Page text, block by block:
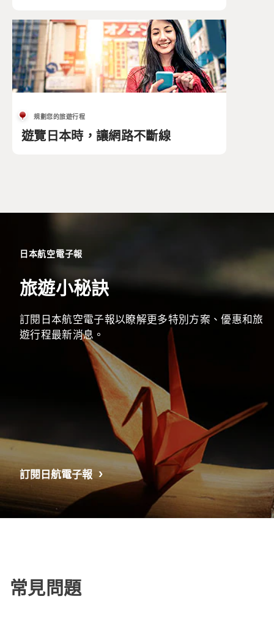
規劃您的旅遊行程
遊覽日本時，讓網路不斷線
日本航空電子報
旅遊小秘訣
訂閱日本航空電子報以瞭解更多特別方案、優惠和旅
遊行程最新消息。
訂閱日航電子報
常見問題